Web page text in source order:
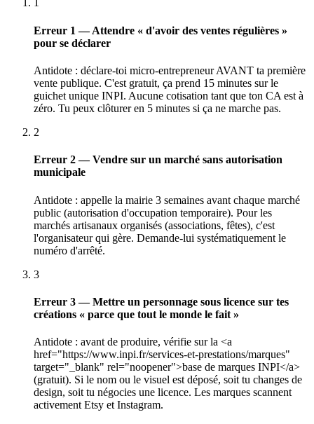
1
Erreur 1 — Attendre « d'avoir des ventes régulières »
pour se déclarer
Antidote : déclare-toi micro-entrepreneur AVANT ta première
vente publique. C'est gratuit, ça prend 15 minutes sur le
guichet unique INPI. Aucune cotisation tant que ton CA est à
zéro. Tu peux clôturer en 5 minutes si ça ne marche pas.
2
Erreur 2 — Vendre sur un marché sans autorisation
municipale
Antidote : appelle la mairie 3 semaines avant chaque marché
public (autorisation d'occupation temporaire). Pour les
marchés artisanaux organisés (associations, fêtes), c'est
l'organisateur qui gère. Demande-lui systématiquement le
numéro d'arrêté.
3
Erreur 3 — Mettre un personnage sous licence sur tes
créations « parce que tout le monde le fait »
Antidote : avant de produire, vérifie sur la <a
href="https://www.inpi.fr/services-et-prestations/marques"
target="_blank" rel="noopener">base de marques INPI</a>
(gratuit). Si le nom ou le visuel est déposé, soit tu changes de
design, soit tu négocies une licence. Les marques scannent
activement Etsy et Instagram.